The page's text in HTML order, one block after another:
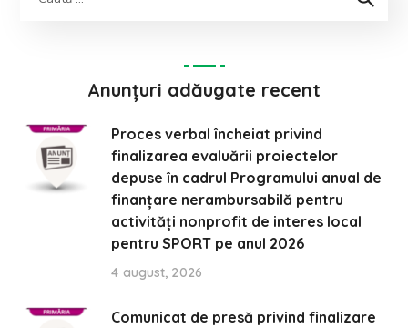
Anunțuri adăugate recent
Proces verbal încheiat privind
finalizarea evaluării proiectelor
depuse în cadrul Programului anual de
finanțare nerambursabilă pentru
activități nonprofit de interes local
pentru SPORT pe anul 2026
4 august, 2026
Comunicat de presă privind finalizare